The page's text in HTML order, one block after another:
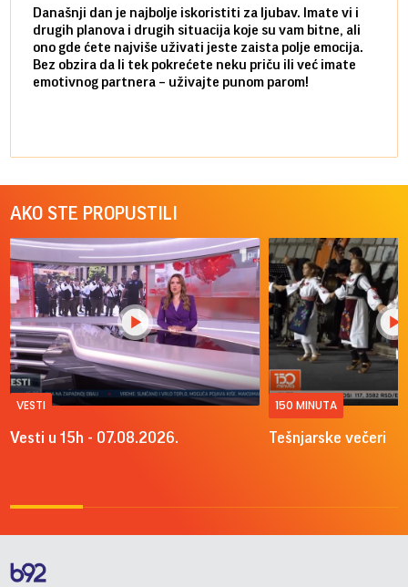
Današnji dan je najbolje iskoristiti za ljubav. Imate vi i
drugih planova i drugih situacija koje su vam bitne, ali
ono gde ćete najviše uživati jeste zaista polje emocija.
Bez obzira da li tek pokrećete neku priču ili već imate
emotivnog partnera – uživajte punom parom!
AKO STE PROPUSTILI
VESTI
Vesti u 15h - 07.08.2026.
150 MINUTA
Tešnjarske večeri